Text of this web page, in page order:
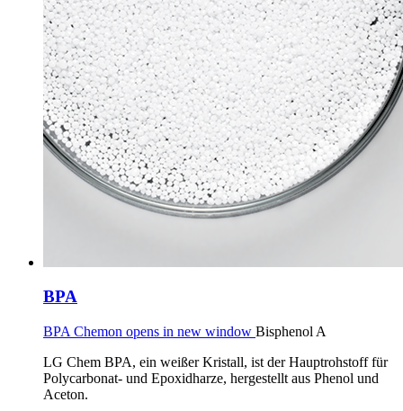
BPA
BPA Chemon opens in new window Bisphenol A
LG Chem BPA, ein weißer Kristall, ist der Hauptrohstoff für
Polycarbonat- und Epoxidharze, hergestellt aus Phenol und
Aceton.